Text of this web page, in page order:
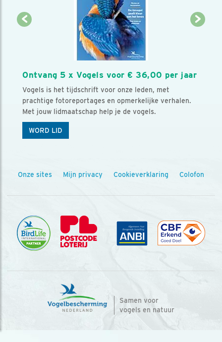
Ontvang 5 x Vogels voor € 36,00 per jaar
Vogels is het tijdschrift voor onze leden, met
prachtige fotoreportages en opmerkelijke verhalen.
Met jouw lidmaatschap help je de vogels.
WORD LID
Onze sites Mijn privacy Cookieverklaring Colofon
Samen voor
vogels en natuur